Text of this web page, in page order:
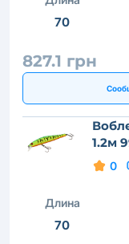
70
827.1 грн
1.2м
0
Длина
70